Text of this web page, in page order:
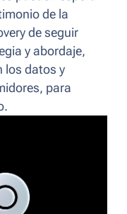
de la
de seguir
y abordaje,
los datos y
para